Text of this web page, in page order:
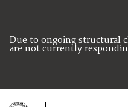
Due to ongoing structural
are not currently